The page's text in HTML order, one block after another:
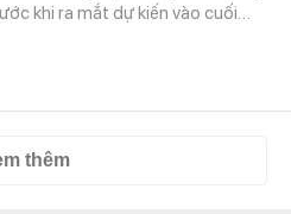
khi ra mắt dự kiến vào cuối…
thêm